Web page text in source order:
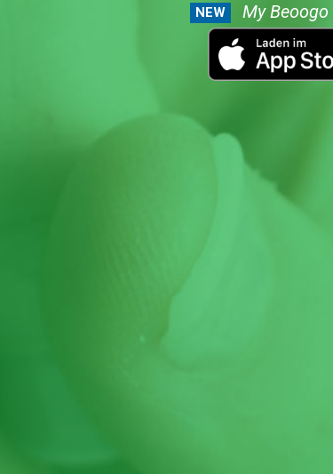
NEW My Beoogo